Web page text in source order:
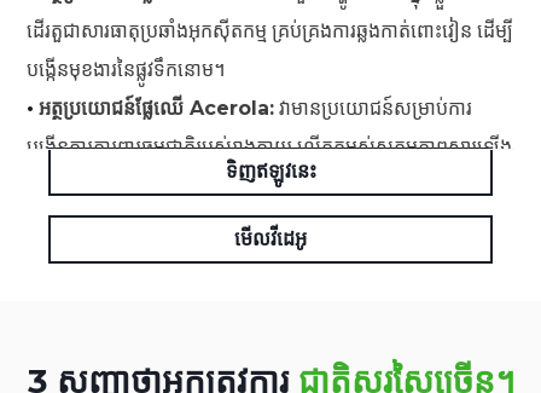
ដើរតួជាសារធាតុប្រឆាំងអុកស៊ីតកម្ម គ្រប់គ្រងការឆ្លងកាត់ពោះវៀន ដើម្បី
បង្កើនមុខងារនៃផ្លូវទឹកនោម។
• អត្ថប្រយោជន៍ផ្លែឈើ Acerola: វាមានប្រយោជន៍សម្រាប់ការ
បង្កើនការការពារធម្មជាតិរបស់រាងកាយ លើកកម្ពស់សកម្មភាពស្តារឡើង
វិញ និងផ្តល់នូវលក្ខណៈសម្បត្តិប្រឆាំងអុកស៊ីតកម្ម។
ទិញឥឡូវនេះ
មើលវីដេអូ
3 សញ្ញាថាអ្នកត្រូវការ ជាតិសរសៃច្រើន។